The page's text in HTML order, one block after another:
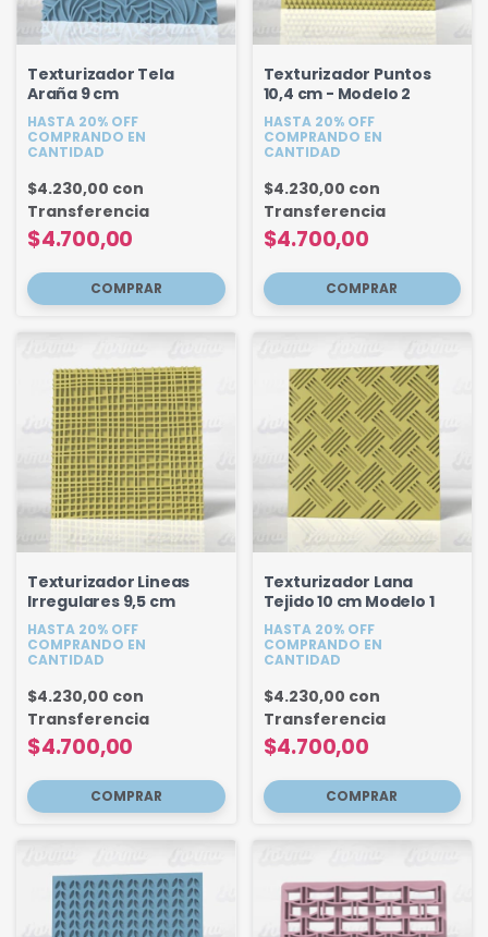
Texturizador Tela
Araña 9 cm
HASTA 20% OFF
COMPRANDO EN
CANTIDAD
$4.700,00
$4.230,00 con
Transferencia
Texturizador Puntos
10,4 cm - Modelo 2
HASTA 20% OFF
COMPRANDO EN
CANTIDAD
$4.700,00
$4.230,00 con
Transferencia
Texturizador Lineas
Irregulares 9,5 cm
HASTA 20% OFF
COMPRANDO EN
CANTIDAD
$4.700,00
$4.230,00 con
Transferencia
Texturizador Lana
Tejido 10 cm Modelo 1
HASTA 20% OFF
COMPRANDO EN
CANTIDAD
$4.700,00
$4.230,00 con
Transferencia